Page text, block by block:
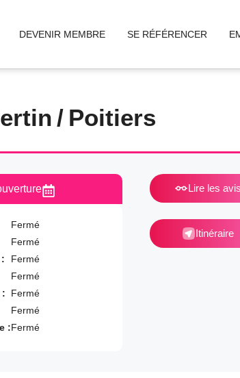
DEVENIR MEMBRE SE RÉFÉRENCER
/ Poitiers
:
:
Fermé
Fermé
Fermé
Fermé
Fermé
Fermé
Fermé
Lire les avis
Itinéraire